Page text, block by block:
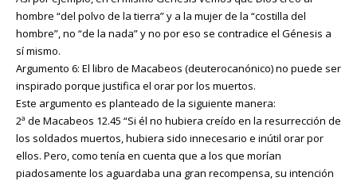
hombre “del polvo de la tierra” y a la mujer de la “costilla del
hombre”, no “de la nada” y no por eso se contradice el Génesis a
sí mismo.
Argumento 6: El libro de Macabeos (deuterocanónico) no puede ser
inspirado porque justifica el orar por los muertos.
Este argumento es planteado de la siguiente manera:
2ª de Macabeos 12.45 “Si él no hubiera creído en la resurrección de
los soldados muertos, hubiera sido innecesario e inútil orar por
ellos. Pero, como tenía en cuenta que a los que morían
piadosamente los aguardaba una gran recompensa, su intención